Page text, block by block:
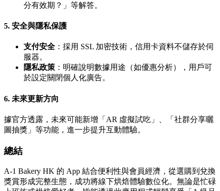
分有效期？」等解答。
5. 安全與隱私保護
支付安全 ：採用 SSL 加密技術，信用卡資料不儲存於伺
服器。
隱私政策 ：明確說明數據用途（如優惠分析），用戶可
於設定關閉個人化廣告。
6. 未來更新方向
據官方透露，未來可能新增「AR 虛擬試吃」、「社群分享曬
圖抽獎」等功能，進一步提升互動體驗。
總結
A-1 Bakery HK 的 App 結合便利性與會員經濟，從選購到兌換
獎賞形成完整生態，成功將線下烘焙體驗數位化。無論是忙碌